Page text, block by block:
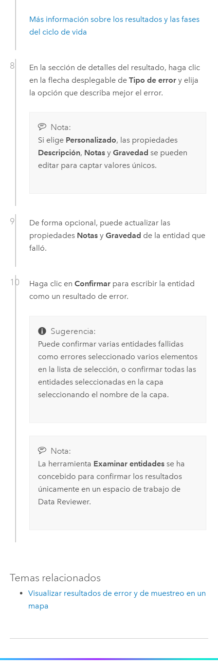
Más información sobre los resultados y las fases
del ciclo de vida
En la sección de detalles del resultado, haga clic
en la flecha desplegable de Tipo de errory elija
la opción que describa mejor el error.
Nota:
Si elige Personalizado, las propiedades
Descripción, Notasy Gravedad se pueden
editar para captar valores únicos.
De forma opcional, puede actualizar las
propiedades Notasy Gravedad de la entidad que
falló.
Haga clic en Confirmarpara escribir la entidad
como un resultado de error.
Sugerencia:
Puede confirmar varias entidades fallidas
como errores seleccionado varios elementos
en la lista de selección, o confirmar todas las
entidades seleccionadas en la capa
seleccionando el nombre de la capa.
Nota:
La herramienta Examinar entidadesse ha
concebido para confirmar los resultados
únicamente en un espacio de trabajo de
Data Reviewer.
Temas relacionados
Visualizar resultados de error y de muestreo en un
mapa